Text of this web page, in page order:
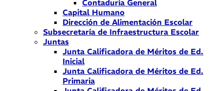
Contaduría General
Capital Humano
Dirección de Alimentación Escolar
Subsecretaría de Infraestructura Escolar
Juntas
Junta Calificadora de Méritos de Ed.
Inicial
Junta Calificadora de Méritos de Ed.
Primaria